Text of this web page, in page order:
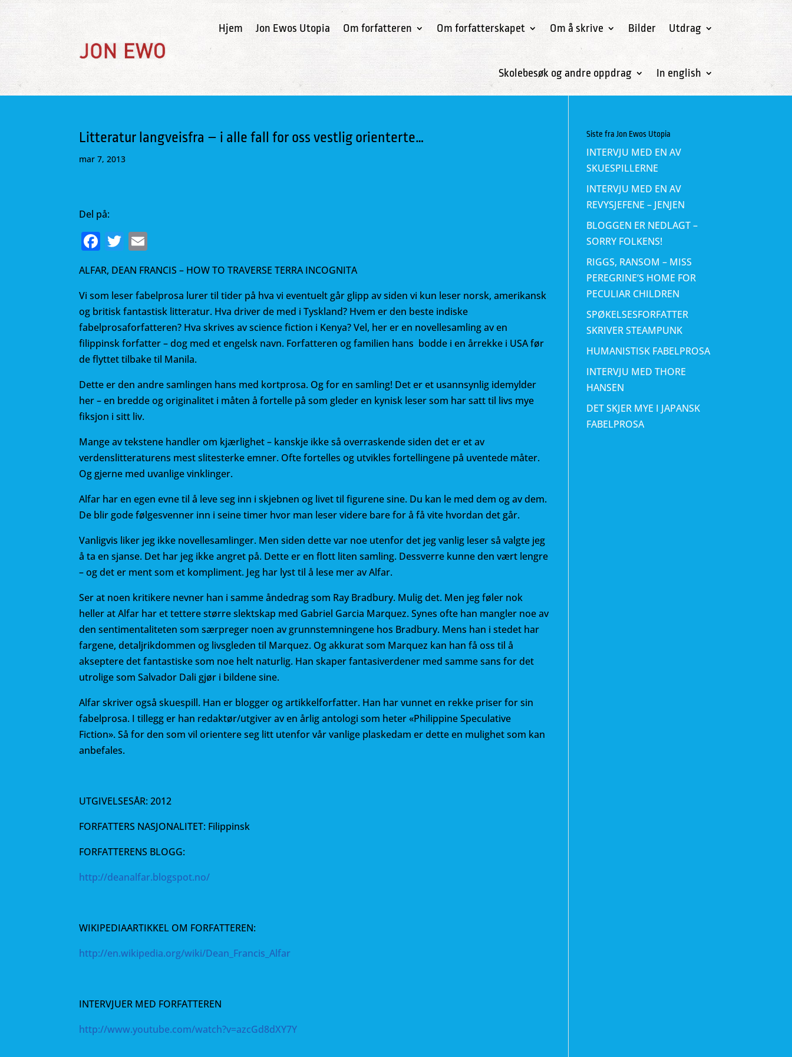
Hjem Jon Ewos Utopia Om forfatteren Om forfatterskapet Om å skrive Bilder Utdrag
Skolebesøk og andre oppdrag In english
Litteratur langveisfra – i alle fall for oss vestlig orienterte…
mar 7, 2013
Del på:
F
a
c
e
b
o
o
k
T
w
it
te
r
m
ai
l
ALFAR, DEAN FRANCIS – HOW TO TRAVERSE TERRA INCOGNITA
Vi som leser fabelprosa lurer til tider på hva vi eventuelt går glipp av siden vi kun leser norsk, amerikansk
og britisk fantastisk litteratur. Hva driver de med i Tyskland? Hvem er den beste indiske
fabelprosaforfatteren? Hva skrives av science fiction i Kenya? Vel, her er en novellesamling av en
filippinsk forfatter – dog med et engelsk navn. Forfatteren og familien hans bodde i en årrekke i USA før
de flyttet tilbake til Manila.
Dette er den andre samlingen hans med kortprosa. Og for en samling! Det er et usannsynlig idemylder
her – en bredde og originalitet i måten å fortelle på som gleder en kynisk leser som har satt til livs mye
fiksjon i sitt liv.
Mange av tekstene handler om kjærlighet – kanskje ikke så overraskende siden det er et av
verdenslitteraturens mest slitesterke emner. Ofte fortelles og utvikles fortellingene på uventede måter.
Og gjerne med uvanlige vinklinger.
Alfar har en egen evne til å leve seg inn i skjebnen og livet til figurene sine. Du kan le med dem og av dem.
De blir gode følgesvenner inn i seine timer hvor man leser videre bare for å få vite hvordan det går.
Vanligvis liker jeg ikke novellesamlinger. Men siden dette var noe utenfor det jeg vanlig leser så valgte jeg
å ta en sjanse. Det har jeg ikke angret på. Dette er en flott liten samling. Dessverre kunne den vært lengre
– og det er ment som et kompliment. Jeg har lyst til å lese mer av Alfar.
Ser at noen kritikere nevner han i samme åndedrag som Ray Bradbury. Mulig det. Men jeg føler nok
heller at Alfar har et tettere større slektskap med Gabriel Garcia Marquez. Synes ofte han mangler noe av
den sentimentaliteten som særpreger noen av grunnstemningene hos Bradbury. Mens han i stedet har
fargene, detaljrikdommen og livsgleden til Marquez. Og akkurat som Marquez kan han få oss til å
akseptere det fantastiske som noe helt naturlig. Han skaper fantasiverdener med samme sans for det
utrolige som Salvador Dali gjør i bildene sine.
Alfar skriver også skuespill. Han er blogger og artikkelforfatter. Han har vunnet en rekke priser for sin
fabelprosa. I tillegg er han redaktør/utgiver av en årlig antologi som heter «Philippine Speculative
Fiction». Så for den som vil orientere seg litt utenfor vår vanlige plaskedam er dette en mulighet som kan
anbefales.
UTGIVELSESÅR: 2012
FORFATTERS NASJONALITET: Filippinsk
FORFATTERENS BLOGG:
http://deanalfar.blogspot.no/
WIKIPEDIAARTIKKEL OM FORFATTEREN:
http://en.wikipedia.org/wiki/Dean_Francis_Alfar
INTERVJUER MED FORFATTEREN
http://www.youtube.com/watch?v=azcGd8dXY7Y
Siste fra Jon Ewos Utopia
INTERVJU MED EN AV
SKUESPILLERNE
INTERVJU MED EN AV
REVYSJEFENE – JENJEN
BLOGGEN ER NEDLAGT –
SORRY FOLKENS!
RIGGS, RANSOM – MISS
PEREGRINE’S HOME FOR
PECULIAR CHILDREN
SPØKELSESFORFATTER
SKRIVER STEAMPUNK
HUMANISTISK FABELPROSA
INTERVJU MED THORE
HANSEN
DET SKJER MYE I JAPANSK
FABELPROSA